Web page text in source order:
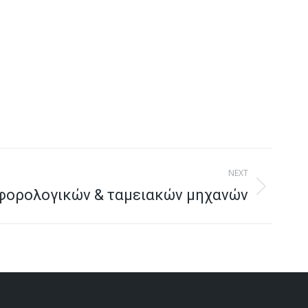
NEXT
& ταμειακών μηχανών